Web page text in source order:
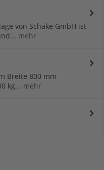
von Schake GmbH ist
mehr
Breite 800 mm
kg... mehr